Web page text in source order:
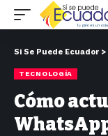
Si Se Puede Ecuador >
TECNOLOGÍA
Cómo